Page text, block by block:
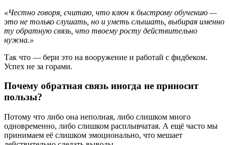
«Честно говоря, считаю, что ключ к быстрому обучению —
это не только слушать, но и уметь слышать, выбирая именно
ту обратную связь, что твоему росту действительно
нужна.»
Так что — бери это на вооружение и работай с фидбеком.
Успех не за горами.
Почему обратная связь иногда не приносит
пользы?
Потому что либо она неполная, либо слишком много
одновременно, либо слишком расплывчатая. А ещё часто мы
принимаем её слишком эмоционально, что мешает